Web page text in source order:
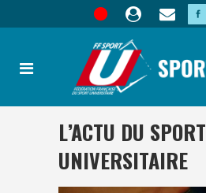
L’ACTU DU SPORT
UNIVERSITAIRE